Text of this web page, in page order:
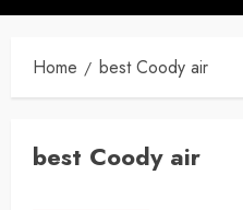
Menu
Home best Coody air
best Coody air